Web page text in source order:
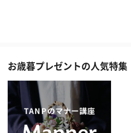
お歳暮プレゼントの人気特集